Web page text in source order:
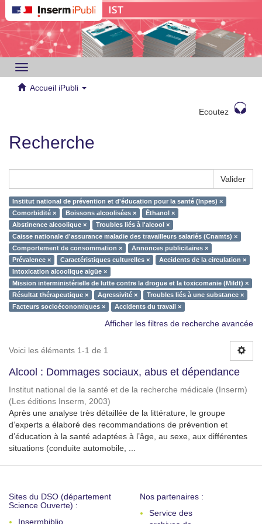
Toggle
navigation
Accueil iPubli
Ecoutez
Recherche
Valider
Institut national de prévention et d'éducation pour la santé (Inpes) ×
Comorbidité ×
Boissons alcoolisées ×
Éthanol ×
Abstinence alcoolique ×
Troubles liés à l'alcool ×
Caisse nationale d'assurance maladie des travailleurs salariés (Cnamts) ×
Comportement de consommation ×
Annonces publicitaires ×
Prévalence ×
Caractéristiques culturelles ×
Accidents de la circulation ×
Intoxication alcoolique aigüe ×
Mission interministérielle de lutte contre la drogue et la toxicomanie (Mildt) ×
Résultat thérapeutique ×
Agressivité ×
Troubles liés à une substance ×
Facteurs socioéconomiques ×
Accidents du travail ×
Afficher les filtres de recherche avancée
Voici les éléments 1-1 de 1
Alcool : Dommages sociaux, abus et dépendance
Institut national de la santé et de la recherche médicale (Inserm)
(Les éditions Inserm, 2003)
Après une analyse très détaillée de la littérature, le groupe
d’experts a élaboré des recommandations de prévention et
d’éducation à la santé adaptées à l’âge, au sexe, aux différentes
situations (conduite automobile, ...
Sites du DSO (département
Science Ouverte) :
Insermbiblio
Nos partenaires :
Service des